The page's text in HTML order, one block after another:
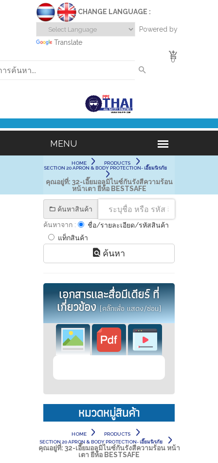
CHANGE LANGUAGE :
Powered by
Translate
0
HOME
PRODUCTS
SECTION 20 APRON & BODY PROTECTION- เอี๊ยมนิรภัย
คุณอยู่ที่: 32-เอี๊ยมอลูมิไนซ์กันรังสีความร้อน
หน้าเตา ยีห้อ BESTSAFE
ค้นหาสินค้า
ค้นหาจาก :
ชื่อ/รายละเอียด/รหัสสินค้า
แท็กสินค้า
ค้นหา
เอกสารและสื่อมีเดียร์ ที่
เกี่ยวข้อง(คลิ๊กเพื่อ แสดง/ซ่อน)
หมวดหมู่สินค้า
HOME
PRODUCTS
SECTION 20 APRON & BODY PROTECTION- เอี๊ยมนิรภัย
คุณอยู่ที่: 32-เอี๊ยมอลูมิไนซ์กันรังสีความร้อน หน้า
เตา ยีห้อ BESTSAFE